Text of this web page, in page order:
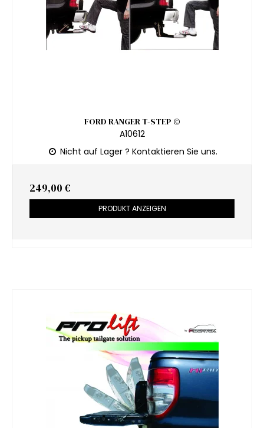
FORD RANGER T-STEP ©
A10612
Nicht auf Lager ? Kontaktieren Sie uns.
249,00 €
PRODUKT ANZEIGEN